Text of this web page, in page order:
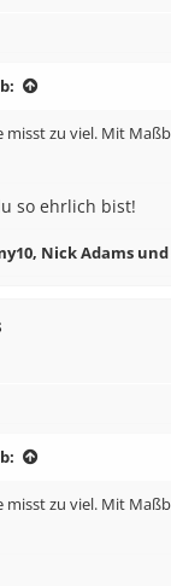
zu viel. Mit
so ehrlich bist!
, Nick Adams
zu viel. Mit